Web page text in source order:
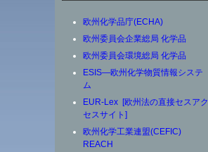
欧州化学品庁(ECHA)
欧州委員会企業総局 化学品
欧州委員会環境総局 化学品
ESIS―欧州化学物質情報システ
ム
EUR-Lex [欧州法の直接セスアク
セスサイト]
欧州化学工業連盟(CEFIC)
REACH